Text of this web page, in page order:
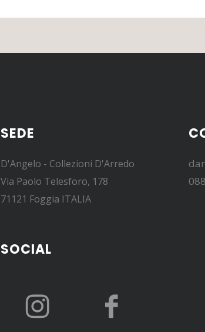
SEDE
D'Angelo - Collezioni D'Arredo
Via Paolo Telesforo, 178
71121 Foggia ITALIA
SOCIAL